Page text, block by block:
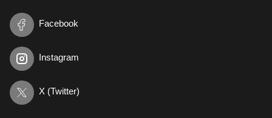
Facebook
Instagram
X (Twitter)